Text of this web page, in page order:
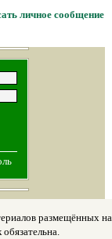
личное сообщение
размещённых на